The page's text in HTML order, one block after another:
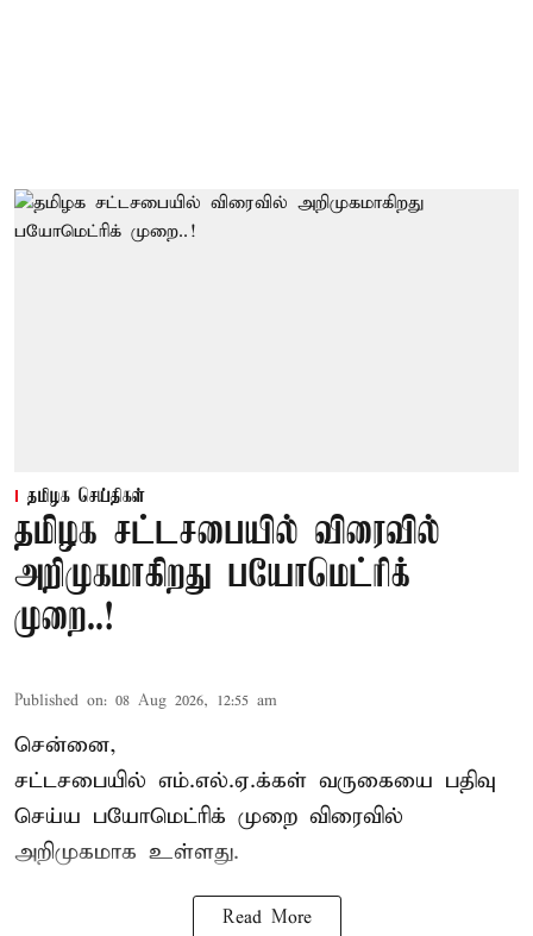
தமிழக செய்திகள்
தமிழக சட்டசபையில் விரைவில்
அறிமுகமாகிறது பயோமெட்ரிக்
முறை..!
Published on: 08 Aug 2026, 12:55 am
சென்னை,
சட்டசபையில் எம்.எல்.ஏ.க்கள் வருகையை பதிவு
செய்ய பயோமெட்ரிக் முறை விரைவில்
அறிமுகமாக உள்ளது.
Read More